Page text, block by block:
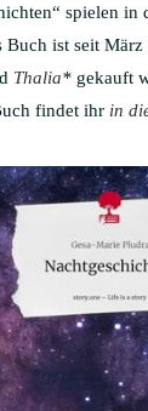
spielen in
ist seit
Thalia* gekauft
findet ihr in